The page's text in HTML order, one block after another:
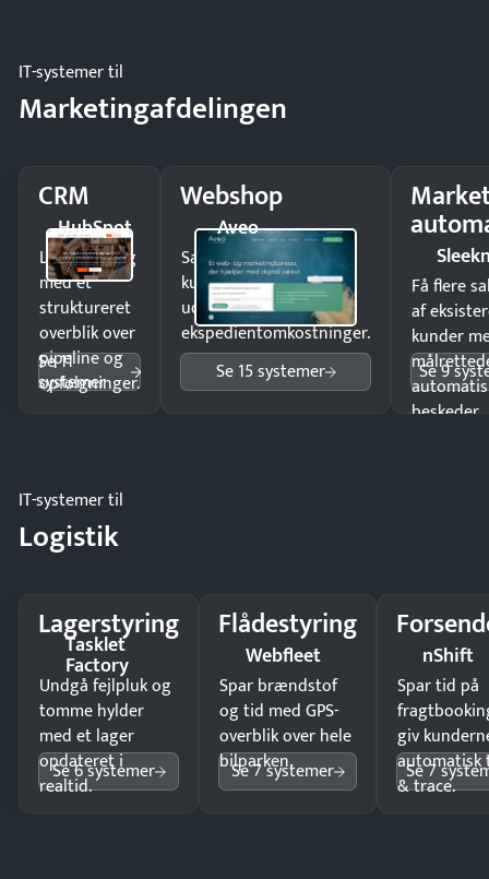
IT-systemer til
Marketingafdelingen
CRM
HubSpot
Luk flere salg
med et
struktureret
overblik over
pipeline og
opfølgninger.
Se 11
systemer
Webshop
Aveo
Sælg produkter 24/7 til
kunder i hele landet
uden
ekspedientomkostninger.
Se 15 systemer
Få flere
af
kunder
beskeder.
Se 9
IT-systemer til
Logistik
Lagerstyring
Tasklet
Factory
Undgå fejlpluk og
tomme hylder
med et lager
opdateret i
realtid.
Se 6 systemer
Flådestyring
Webfleet
Spar brændstof
og tid med GPS-
overblik over hele
bilparken.
Se 7 systemer
nShift
Spar tid på
giv
automatisk
& trace.
Se 7